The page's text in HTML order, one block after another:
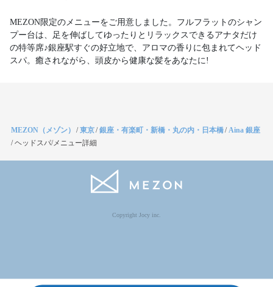
MEZON限定のメニューをご用意しました。フルフラットのシャン
プー台は、足を伸ばしてゆったりとリラックスできるアナタだけ
の特等席♪銀座駅すぐの好立地で、アロマの香りに包まれてヘッド
スパ。癒されながら、頭皮から健康な髪をあなたに!
MEZON（メゾン） /東京/銀座・有楽町・新橋・丸の内・日本橋/Aina 銀座
/ヘッドスパ/メニュー詳細
Copyright Jocy inc.